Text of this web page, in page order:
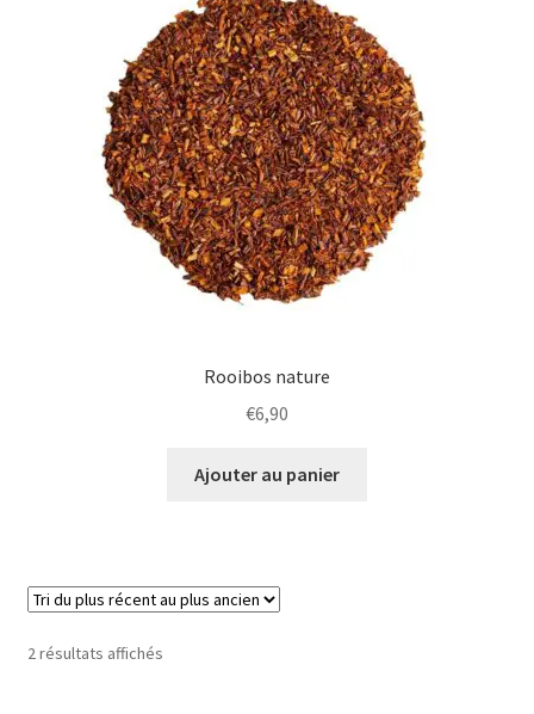
Rooibos nature
€6,90
Ajouter au panier
2 résultats affichésTrié